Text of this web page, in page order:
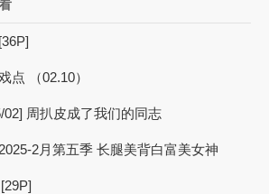
点 （02.10）
02] 周扒皮成了我们的同志
2月第五季 长腿美背白富美女神